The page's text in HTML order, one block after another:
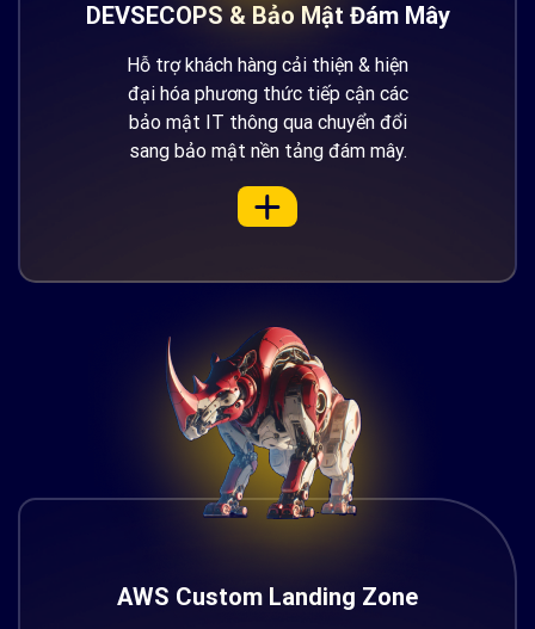
DEVSECOPS & Bảo Mật Đám Mây
Hỗ trợ khách hàng cải thiện & hiện
đại hóa phương thức tiếp cận các
bảo mật IT thông qua chuyển đổi
sang bảo mật nền tảng đám mây.
AWS Custom Landing Zone